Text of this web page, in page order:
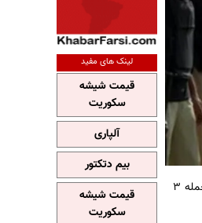
، رسانه های پاکستانی از یک حمله انتحاری در استان وزیرستان شمالی در این کشور خبر دادند که طی آن ۶ نفر از جمله ۳
لینک های مفید
قیمت شیشه
سکوریت
آلپاری
بیم دتکتور
قیمت شیشه
سکوریت